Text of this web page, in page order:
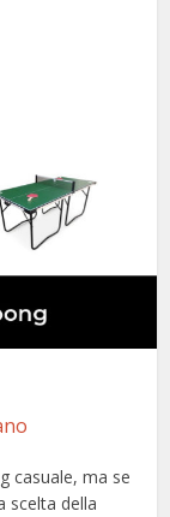
casuale, ma se
scelta della